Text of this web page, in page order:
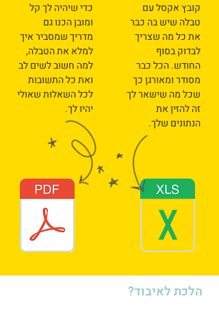
קובץ אקסל עם
טבלה שיש בה כבר
את כל מה שצריך
לבדוק בסוף
החודש. הכל כבר
מסודר ומאורגן כך
שכל מה שישאר לך
זה להזין את
הנתונים שלך.​
כדי שיהיה לך קל
ומובן הכנו גם
מדריך שמסביר איך
למלא את הטבלה,
למה חשוב לשים לב
ואת כל התשובות
לכל השאלות שאולי
יהיו לך.​
הלכת לאיבוד?